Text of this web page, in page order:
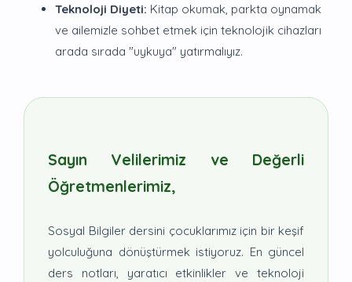
Teknoloji Diyeti: Kitap okumak, parkta oynamak
ve ailemizle sohbet etmek için teknolojik cihazları
arada sırada "uykuya" yatırmalıyız.
Sayın Velilerimiz ve Değerli
Öğretmenlerimiz,
Sosyal Bilgiler dersini çocuklarımız için bir keşif
yolculuğuna dönüştürmek istiyoruz. En güncel
ders notları, yaratıcı etkinlikler ve teknoloji